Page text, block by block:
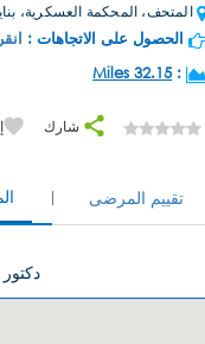
المتحف، المحكمة العسكرية،
الحصول على الاتجاهات :
:
32.15 Miles
شارك
تقييم المرضى